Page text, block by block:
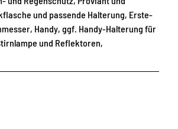
und passende Halterung, Erste-
Handy, ggf. Handy-Halterung für
und Reflektoren,